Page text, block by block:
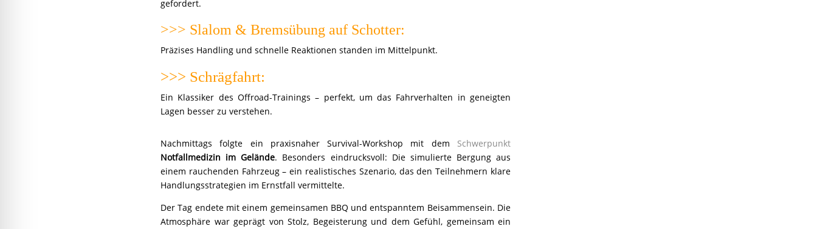
gefordert.
>>> Slalom & Bremsübung auf Schotter:
Präzises Handling und schnelle Reaktionen standen im Mittelpunkt.
>>> Schrägfahrt:
Ein Klassiker des Offroad-Trainings – perfekt, um das Fahrverhalten in geneigten
Lagen besser zu verstehen.
Nachmittags folgte ein praxisnaher Survival-Workshop mit dem Schwerpunkt
Notfallmedizin im Gelände. Besonders eindrucksvoll: Die simulierte Bergung aus
einem rauchenden Fahrzeug – ein realistisches Szenario, das den Teilnehmern klare
Handlungsstrategien im Ernstfall vermittelte.
Der Tag endete mit einem gemeinsamen BBQ und entspanntem Beisammensein. Die
Atmosphäre war geprägt von Stolz, Begeisterung und dem Gefühl, gemeinsam ein